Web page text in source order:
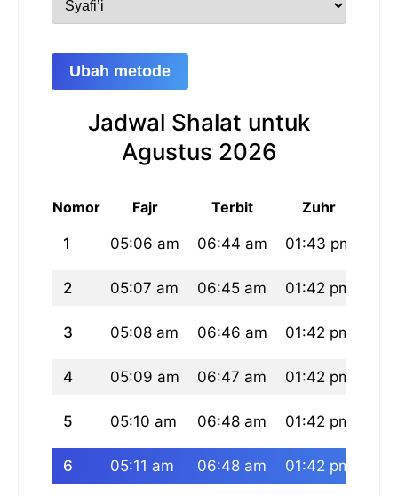
Ubah metode
Jadwal Shalat untuk
Agustus 2026
Nomor Fajr Terbit Zuhr
1 05:06 am 06:44 am 01:43 pm
2 05:07 am 06:45 am 01:42 pm
3 05:08 am 06:46 am 01:42 pm
4 05:09 am 06:47 am 01:42 pm
5 05:10 am 06:48 am 01:42 pm
6 05:11 am 06:48 am 01:42 pm